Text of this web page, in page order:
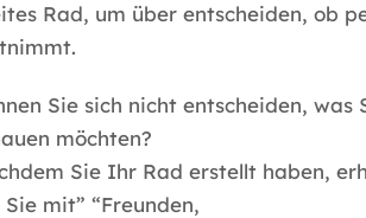
Rad, um über entscheiden, ob
Sie sich nicht entscheiden, was
möchten?
Sie Ihr Rad erstellt haben,
mit” “Freunden,